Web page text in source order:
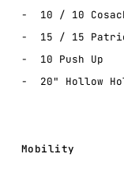
10 / 10
15 / 15
10 Push Up
20" Hollow
Mobility